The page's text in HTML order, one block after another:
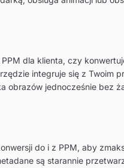
dla klienta, czy
integruje się z Twoim
obrazów jednocześnie bez
do i z PPM, aby
są starannie